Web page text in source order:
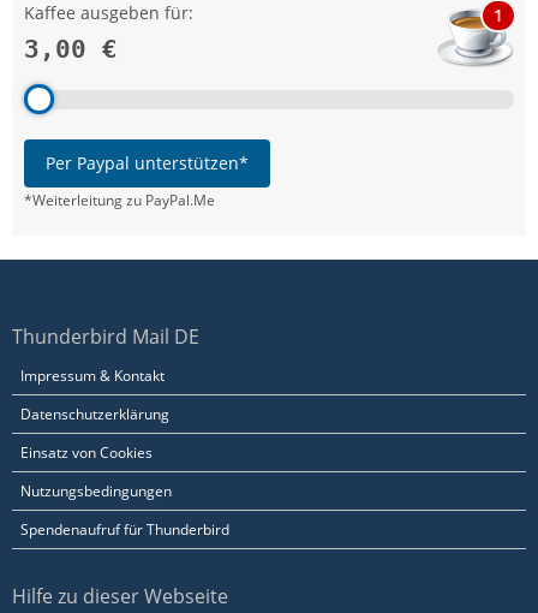
Kaffee ausgeben für:
3,00 €
1
Per Paypal unterstützen*
*Weiterleitung zu PayPal.Me
Thunderbird Mail DE
Impressum & Kontakt
Datenschutzerklärung
Einsatz von Cookies
Nutzungsbedingungen
Spendenaufruf für Thunderbird
Hilfe zu dieser Webseite